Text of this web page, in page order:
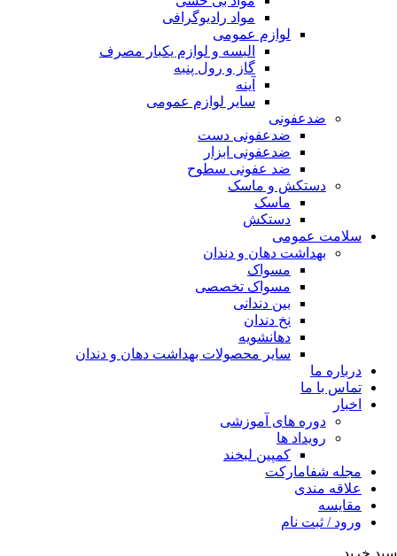
مواد رادیوگرافی
لوازم عمومی
البسه و لوازم یکبار مصرف
گاز و رول پنبه
آینه
سایر لوازم عمومی
ضدعفونی
ضدعفونی دست
ضدعفونی ابزار
ضد عفونی سطوح
دستکش و ماسک
ماسک
دستکش
سلامت عمومی
بهداشت دهان و دندان
مسواک
مسواک تخصصی
بین دندانی
نخ دندان
دهانشویه
سایر محصولات بهداشت دهان و دندان
درباره ما
تماس با ما
اخبار
دوره های آموزشی
رویداد ها
کمپین لبخند
مجله شفامارکت
علاقه مندی
مقایسه
ورود / ثبت نام
سبد خرید